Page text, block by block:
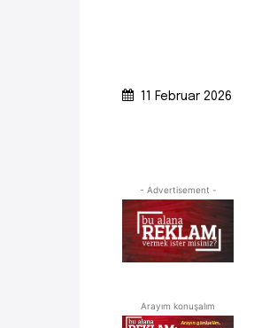
11 Februar 2026
- Advertisement -
Arayım konuşalım